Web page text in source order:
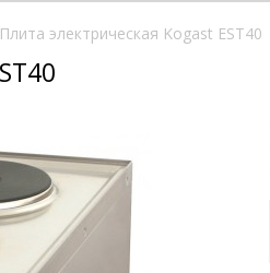
Плита электрическая Kogast EST40